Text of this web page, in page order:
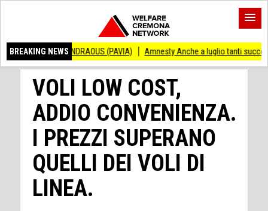
BREAKING NEWS
ANDRAOUS (PAVIA) Amnesty Anche a luglio tanti successi ed
VOLI LOW COST,
ADDIO CONVENIENZA.
I PREZZI SUPERANO
QUELLI DEI VOLI DI
LINEA.